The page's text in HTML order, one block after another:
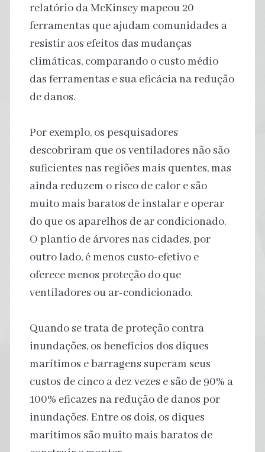
relatório da McKinsey mapeou 20
ferramentas que ajudam comunidades a
resistir aos efeitos das mudanças
climáticas, comparando o custo médio
das ferramentas e sua eficácia na redução
de danos.
Por exemplo, os pesquisadores
descobriram que os ventiladores não são
suficientes nas regiões mais quentes, mas
ainda reduzem o risco de calor e são
muito mais baratos de instalar e operar
do que os aparelhos de ar condicionado.
O plantio de árvores nas cidades, por
outro lado, é menos custo-efetivo e
oferece menos proteção do que
ventiladores ou ar-condicionado.
Quando se trata de proteção contra
inundações, os benefícios dos diques
marítimos e barragens superam seus
custos de cinco a dez vezes e são de 90% a
100% eficazes na redução de danos por
inundações. Entre os dois, os diques
marítimos são muito mais baratos de